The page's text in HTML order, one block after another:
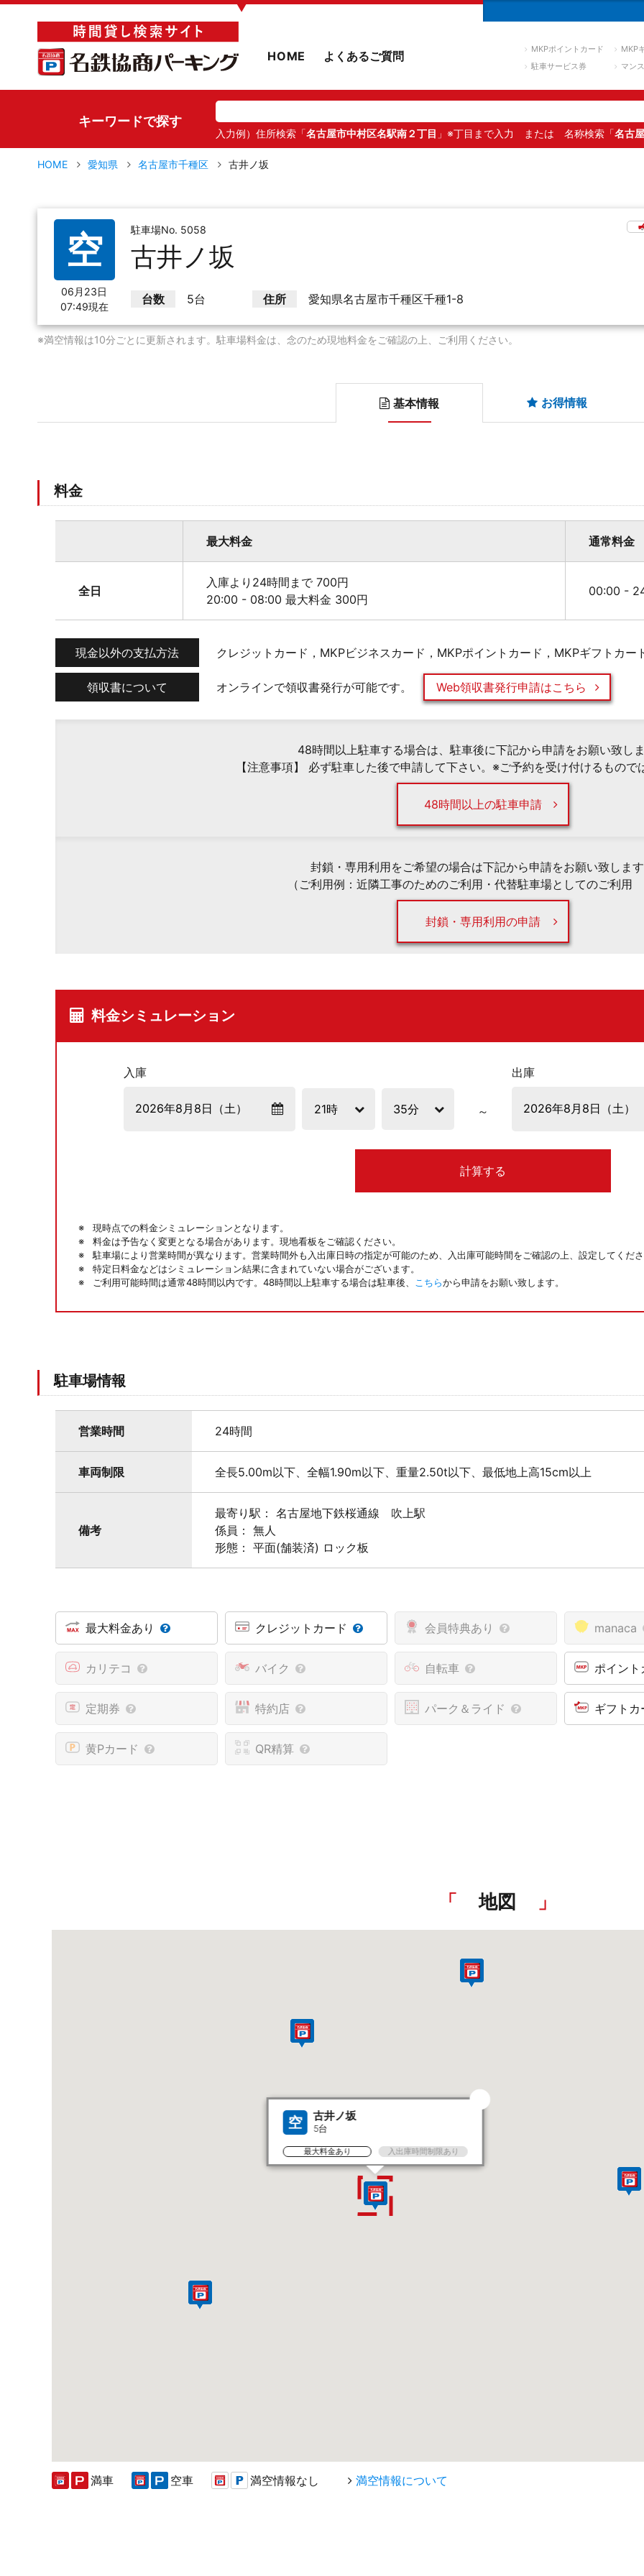
▼
HOME よくあるご質問 MKPポイントカード
MKP
駐車サービス券
マン
キーワードで探す
入力例）住所検索「名古屋市中村区名駅南２丁目 」※丁目まで入力 または 名称検索「名古
HOME 愛知県 名古屋市千種区 古井ノ坂
空
06月23日
07:49現在
駐車場No. 5058
古井ノ坂
台数 5台 住所 愛知県名古屋市千種区千種1-8
※満空情報は10分ごとに更新されます。駐車場料金は、念のため現地料金をご確認の上、ご利用ください。
基本情報 お得情報
料金
最大料金 通常料金
全日
入庫より24時間まで 700円
20:00 - 08:00 最大料金 300円
00:00 -
現金以外の支払方法 クレジットカード，MKPビジネスカード，MKPポイントカード，MKPギフトカー
領収書について オンラインで領収書発行が可能です。 Web領収書発行申請はこちら
48時間以上駐車する場合は、駐車後に下記から申請をお願い致し
【注意事項】 必ず駐車した後で申請して下さい。※ご予約を受け付けるもので
48時間以上の駐車申請
封鎖・専用利用をご希望の場合は下記から申請をお願い致しま
（ご利用例：近隣工事のためのご利用・代替駐車場としてのご利用
封鎖・専用利用の申請
料金シミュレーション
入庫 出庫
計算する
現時点での料金シミュレーションとなります。
料金は予告なく変更となる場合があります。現地看板をご確認ください。
駐車場により営業時間が異なります。営業時間外も入出庫日時の指定が可能のため、入出庫可能時間をご確認の上、設定してくだ
特定日料金などはシミュレーション結果に含まれていない場合がございます。
ご利用可能時間は通常48時間以内です。48時間以上駐車する場合は駐車後、
こちらから申請をお願い致します。
駐車場情報
営業時間 24時間
車両制限 全長5.00m以下、全幅1.90m以下、重量2.50t以下、最低地上高15cm以上
備考
最寄り駅： 名古屋地下鉄桜通線 吹上駅
係員： 無人
形態： 平面(舗装済) ロック板
最大料金あり クレジットカード 会員特典あり manaca
カリテコ バイク 自転車 ポイン
定期券 特約店 パーク＆ライド ギフト
黄Pカード QR精算
地図
空 古井ノ坂
5台
最大料金あり 入出庫時間制限あり
満車 空車 満空情報なし 満空情報について